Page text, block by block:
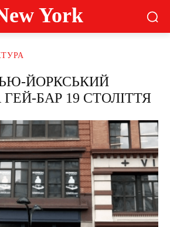
York
ЙОРКСЬКИЙ
БАР 19 СТОЛІТТЯ